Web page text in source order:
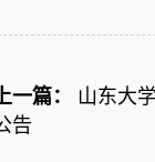
一篇：
山东大
告